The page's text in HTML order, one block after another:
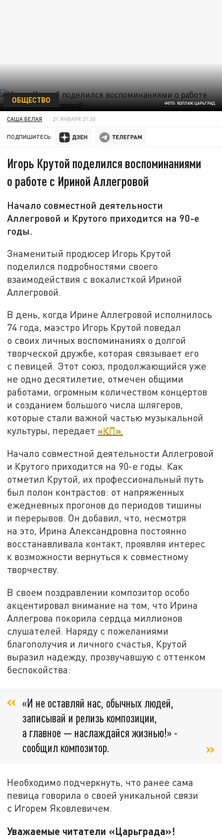
ФОТО: КОЛЛАЖ ЦАРЬГРАД
ОБЩЕСТВО
САША БЕЛАЯ 21 ЯНВАРЯ 21:30
ПОДПИШИТЕСЬ:
Игорь Крутой поделился воспоминаниями
о работе с Ириной Аллегровой
Начало совместной деятельности
Аллегровой и Крутого приходится на 90-е
годы.
Знаменитый продюсер Игорь Крутой
поделился подробностями своего
взаимодействия с вокалисткой Ириной
Аллегровой.
В день, когда Ирине Аллегровой исполнилось
74 года, маэстро Игорь Крутой поведал
о своих личных воспоминаниях о долгой
творческой дружбе, которая связывает его
с певицей. Этот союз, продолжающийся уже
не одно десятилетие, отмечен общими
работами, огромным количеством концертов
и созданием большого числа шлягеров,
которые стали важной частью музыкальной
культуры, передает «КП».
Начало совместной деятельности Аллегровой
и Крутого приходится на 90-е годы. Как
отметил Крутой, их профессиональный путь
был полон контрастов: от напряженных
ежедневных прогонов до периодов тишины
и перерывов. Он добавил, что, несмотря
на это, Ирина Александровна постоянно
восстанавливала контакт, проявляя интерес
к возможности вернуться к совместному
творчеству.
В своем поздравлении композитор особо
акцентировал внимание на том, что Ирина
Аллегрова покорила сердца миллионов
слушателей. Наряду с пожеланиями
благополучия и личного счастья, Крутой
выразил надежду, прозвучавшую с оттенком
беспокойства:
«И не оставляй нас, обычных людей,
записывай и релизь композиции,
а главное — наслаждайся жизнью!» -
сообщил композитор.
Необходимо подчеркнуть, что ранее сама
певица говорила о своей уникальной связи
с Игорем Яковлевичем.
Уважаемые читатели «Царьграда»!